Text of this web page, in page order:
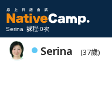
Serina 課程:0次
Serina (37歲)